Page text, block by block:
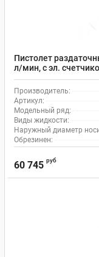
Пистолет
л/мин, с эл.
Misf/Mag F00618M20
Производитель:
Артикул:
Модельный ряд:
Виды жидкости:
Наружный диаметр
Обрезинен:
60 745 руб